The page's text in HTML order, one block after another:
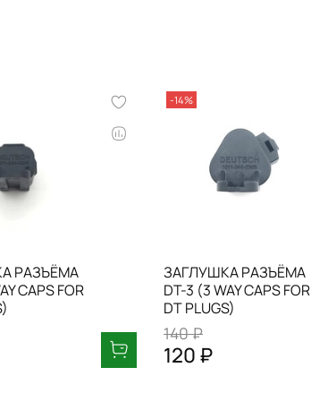
РАЗЪЁМА
CAPS FOR
-14%
ЗАГЛУШКА РАЗЪЁМА
DT-3 (3 WAY CAPS FOR
DT PLUGS)
140 ₽
120 ₽